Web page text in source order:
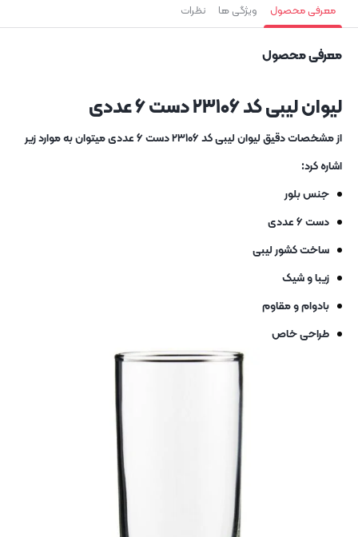
معرفی محصول ویژگی ها نظرات
معرفی محصول
لیوان لیبی کد ۲۳۱۰۶ دست ۶ عددی
از مشخصات دقیق لیوان لیبی کد ۲۳۱۰۶ دست ۶ عددی میتوان به موارد زیر
اشاره کرد:
جنس بلور
دست ۶ عددی
ساخت کشور لیبی
زیبا و شیک
بادوام و مقاوم
طراحی خاص